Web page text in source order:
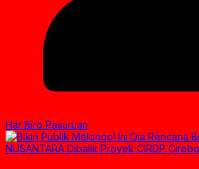
Har Biro Pasuruan